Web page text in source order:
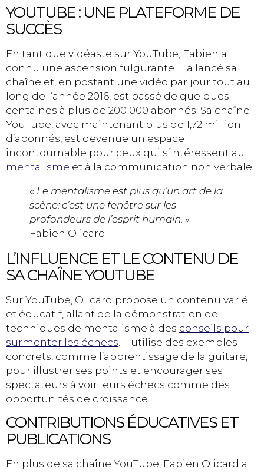
YOUTUBE : UNE PLATEFORME DE
SUCCÈS
En tant que vidéaste sur YouTube, Fabien a
connu une ascension fulgurante. Il a lancé sa
chaîne et, en postant une vidéo par jour tout au
long de l’année 2016, est passé de quelques
centaines à plus de 200 000 abonnés. Sa chaîne
YouTube, avec maintenant plus de 1,72 million
d’abonnés, est devenue un espace
incontournable pour ceux qui s’intéressent au
mentalisme et à la communication non verbale.
« Le mentalisme est plus qu’un art de la
scène; c’est une fenêtre sur les
profondeurs de l’esprit humain . » –
Fabien Olicard
L’INFLUENCE ET LE CONTENU DE
SA CHAÎNE YOUTUBE
Sur YouTube, Olicard propose un contenu varié
et éducatif, allant de la démonstration de
techniques de mentalisme à des conseils pour
surmonter les échecs . Il utilise des exemples
concrets, comme l’apprentissage de la guitare,
pour illustrer ses points et encourager ses
spectateurs à voir leurs échecs comme des
opportunités de croissance.
CONTRIBUTIONS ÉDUCATIVES ET
PUBLICATIONS
En plus de sa chaîne YouTube, Fabien Olicard a